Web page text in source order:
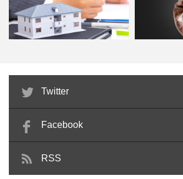
不動産投資のリスクを抑えてくれ
Twitter
Facebook
RSS